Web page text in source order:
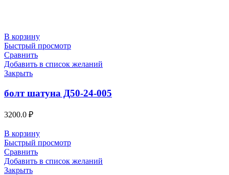
В корзину
Быстрый просмотр
Сравнить
Добавить в список желаний
Закрыть
болт шатуна Д50-24-005
3200.0 ₽
В корзину
Быстрый просмотр
Сравнить
Добавить в список желаний
Закрыть